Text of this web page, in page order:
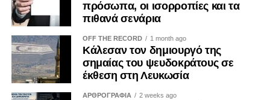
Γι’ αυτό η ενίσχυση των παράνομων καζίνων στα
κατεχόμενα δεν μπορεί να θεωρείται μια αθώα
προσωπική επιλογή. Είναι μια πράξη με πολιτικές,
οικονομικές και εθνικές προεκτάσεις. Και ως τέτοια οφείλει
να αντιμετωπίζεται από όλους μας με τη σοβαρότητα που
της αρμόζει.
πρόσωπα, οι ισορροπίες και τα
πιθανά σενάρια
OFF THE RECORD 1 month ago
Κάλεσαν τον δημιουργό της
σημαίας του ψευδοκράτους σε
έκθεση στη Λευκωσία
ΑΡΘΡΟΓΡΑΦΙΑ 2 weeks ago